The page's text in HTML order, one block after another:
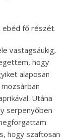
fő részét.
vastagsáukig,
hogy
alaposan
Utána
serpenyőben
hogy szaftosan